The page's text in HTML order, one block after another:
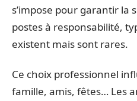
s’impose pour garantir la
postes à responsabilité,
existent mais sont rares.
Ce choix professionnel
famille, amis, fêtes… Les